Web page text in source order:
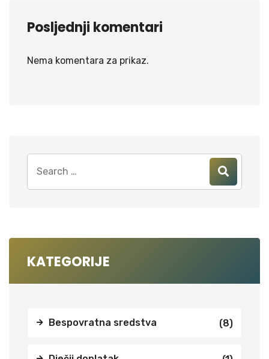
Posljednji komentari
Nema komentara za prikaz.
KATEGORIJE
Bespovratna sredstva (8)